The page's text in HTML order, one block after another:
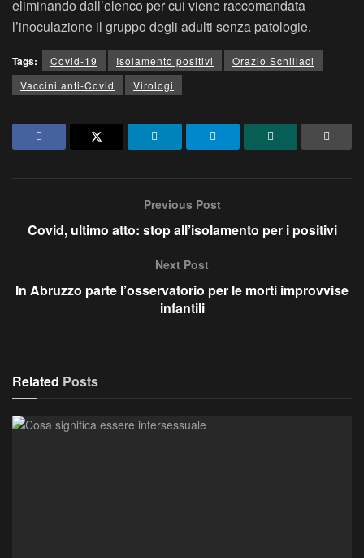
eliminando dall’elenco per cui viene raccomandata
l’inoculazione il gruppo degli adulti senza patologie.
Tags: Covid-19 Isolamento positivi
Orazio Schillaci
Vaccini anti-Covid
Virologi
Previous Post
Covid, ultimo atto: stop all’isolamento per i positivi
Next Post
In Abruzzo parte l’osservatorio per le morti improvvise
infantili
Related Posts